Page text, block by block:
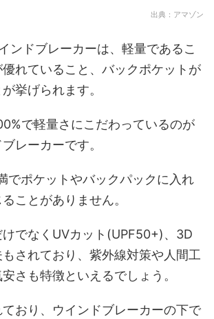
出典：アマゾン
ンドブレーカーは、軽量であるこ
れていること、バックポケットが
挙げられます。
で軽量さにこだわっているのが
レーカーです。
でポケットやバックパックに入れ
ことがありません。
けでなくUVカット(UPF50+)、3D
されており、紫外線対策や人間工
さも特徴といえるでしょう。
おり、ウインドブレーカーの下で